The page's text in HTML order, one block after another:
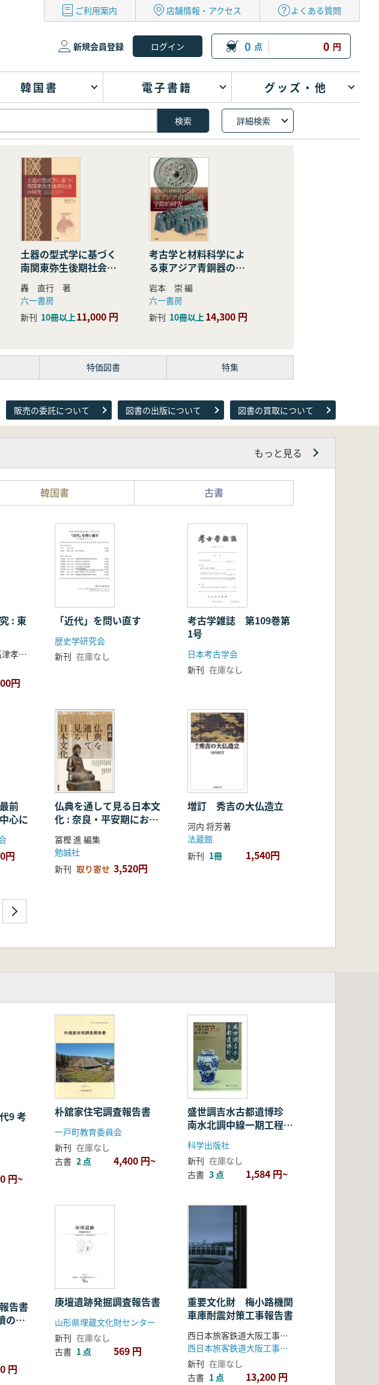
ご利用案内 店舗情報・アクセス よくある質問
新規会員登録 0 点 0 円
韓国書 電子書籍 グッズ・他
詳細検索
土器の型式学に基づく
南関東弥生後期社会の
研究
轟 直行 著
六一書房
新刊 10冊以上11,000 円
考古学と材料科学によ
る東アジア青銅器の学
際的研究
岩本 崇 編
六一書房
新刊 10冊以上14,300 円
特価図書 特集
販売の委託について 図書の出版について 図書の買取について
もっと見る
韓国書 古書
: 東
市村高男 李根雨 高津孝 劉恒武 編
円
「近代」を問い直す
歴史学研究会
新刊 在庫なし
考古学雑誌 第109巻第
1号
日本考古学会
新刊 在庫なし
前
心に
円
仏典を通して見る日本文
化 : 奈良・平安期におけ
る仏教の受容・融合・展
開
冨樫 進 編集
勉誠社
新刊 取り寄せ 3,520円
増訂 秀吉の大仏造立
河内 将芳著
法蔵館
新刊 1冊 1,540円
9 考
円~
朴舘家住宅調査報告書
一戸町教育委員会
新刊 在庫なし
古書 2 点 4,400 円~
盛世調吉水古都遺博珍
南水北調中線一期工程北
京段出土文物
科学出版社
新刊 在庫なし
古書 3 点 1,584 円~
告書
の確
円
庚壇遺跡発掘調査報告書
山形県埋蔵文化財センター
新刊 在庫なし
古書 1 点 569 円
重要文化財 梅小路機関
車庫耐震対策工事報告書
西日本旅客鉄道大阪工事事務所 ジェイアール西日本コンサルタンツ 大鉄工業
西日本旅客鉄道大阪工事事務所
新刊 在庫なし
古書 1 点 13,200 円